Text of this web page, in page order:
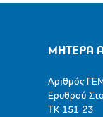
ΜΗΤΕΡΑ
Αριθμός
Ερυθρού
ΤΚ 151 23